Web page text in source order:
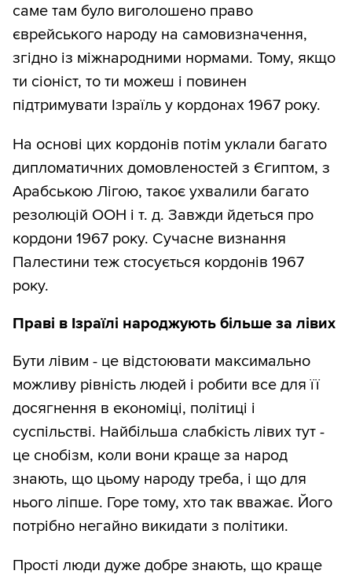
саме там було виголошено право
єврейського народу на самовизначення,
згідно із міжнародними нормами. Тому, якщо
ти сіоніст, то ти можеш і повинен
підтримувати Ізраїль у кордонах 1967 року.
На основі цих кордонів потім уклали багато
дипломатичних домовленостей з Єгиптом, з
Арабською Лігою, такоє ухвалили багато
резолюцій ООН і т. д. Завжди йдеться про
кордони 1967 року. Сучасне визнання
Палестини теж стосується кордонів 1967
року.
Праві в Ізраїлі народжують більше за лівих
Бути лівим - це відстоювати максимально
можливу рівність людей і робити все для її
досягнення в економіці, політиці і
суспільстві. Найбільша слабкість лівих тут -
це снобізм, коли вони краще за народ
знають, що цьому народу треба, і що для
нього ліпше. Горе тому, хто так вважає. Його
потрібно негайно викидати з політики.
Прості люди дуже добре знають, що краще